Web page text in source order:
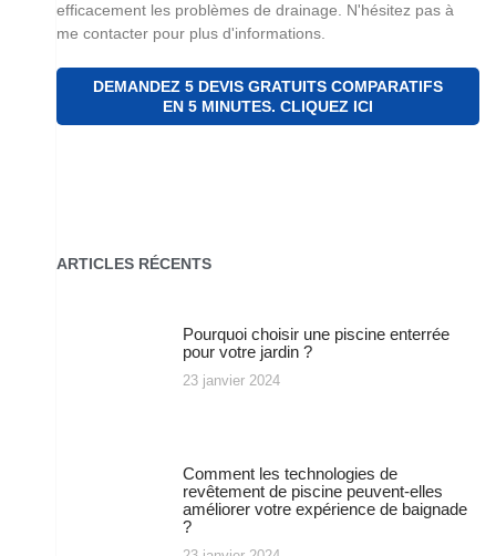
efficacement les problèmes de drainage. N'hésitez pas à
me contacter pour plus d'informations.
DEMANDEZ 5 DEVIS GRATUITS COMPARATIFS
EN 5 MINUTES. CLIQUEZ ICI
ARTICLES RÉCENTS
Pourquoi choisir une piscine enterrée
pour votre jardin ?
23 janvier 2024
Comment les technologies de
revêtement de piscine peuvent-elles
améliorer votre expérience de baignade
?